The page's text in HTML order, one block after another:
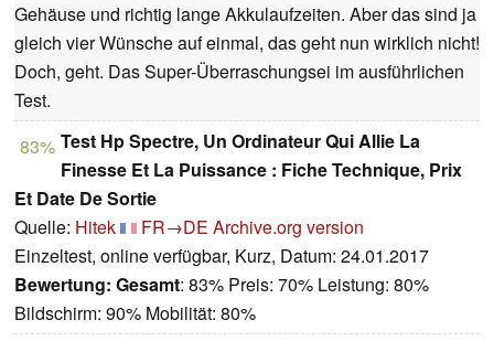
Gehäuse und richtig lange Akkulaufzeiten. Aber das sind ja
gleich vier Wünsche auf einmal, das geht nun wirklich nicht!
Doch, geht. Das Super-Überraschungsei im ausführlichen
Test.
83% Test Hp Spectre, Un Ordinateur Qui Allie La
Finesse Et La Puissance : Fiche Technique, Prix
Et Date De Sortie
Quelle: Hitek FR→DE Archive.org version
Einzeltest, online verfügbar, Kurz, Datum: 24.01.2017
Bewertung: Gesamt: 83% Preis: 70% Leistung: 80%
Bildschirm: 90% Mobilität: 80%